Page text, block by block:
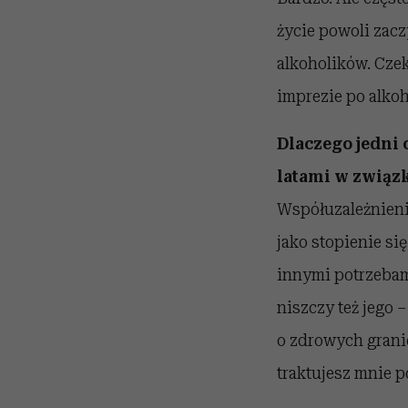
życie powoli
alkoholików.
imprezie po
Dlaczego jedni
latami w
jako stopienie
innymi
niszczy też jego
o zdrowych
traktujesz mnie